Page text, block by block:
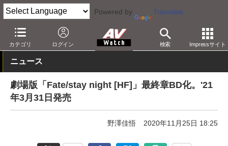
Powered by Translate
カテゴリ ログイン 検索 Impressサイト
AV Watch コンテンツ・サービス BD/DVD
ニュース
劇場版「Fate/stay night [HF]」最終章BD化。'21
年3月31日発売
野澤佳悟 2020年11月25日 18:25